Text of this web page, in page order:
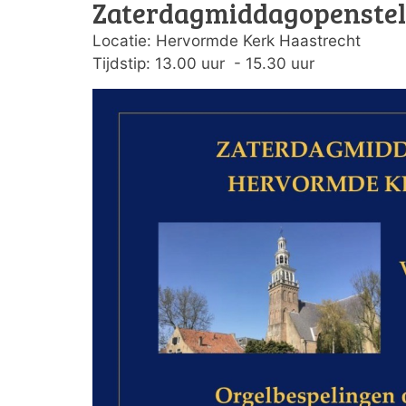
Locatie: Hervormde Kerk Haastrecht
Tijdstip: 13.00 uur - 15.30 uur